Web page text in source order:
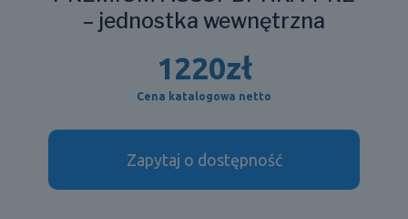
– jednostka wewnętrzna
1220zł
Cena katalogowa netto
Zapytaj o dostępność